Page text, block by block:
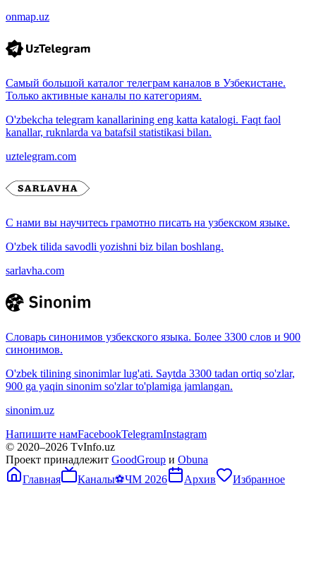
onmap.uz
Самый большой каталог телеграм каналов в Узбекистане.
Только активные каналы по категориям.
O'zbekcha telegram kanallarining eng katta katalogi. Faqt faol
kanallar, ruknlarda va batafsil statistikasi bilan.
uztelegram.com
С нами вы научитесь грамотно писать на узбекском языке.
O'zbek tilida savodli yozishni biz bilan boshlang.
sarlavha.com
Словарь синонимов узбекского языка. Более 3300 слов и 900
синонимов.
O'zbek tilining sinonimlar lug'ati. Saytda 3300 tadan ortiq so'zlar,
900 ga yaqin sinonim so'zlar to'plamiga jamlangan.
sinonim.uz
Напишите намFacebookTelegramInstagram
© 2020–2026 TvInfo.uz
Проект принадлежит GoodGroup и Obuna
Главная
Каналы⚽ЧМ 2026 Архив Избранное